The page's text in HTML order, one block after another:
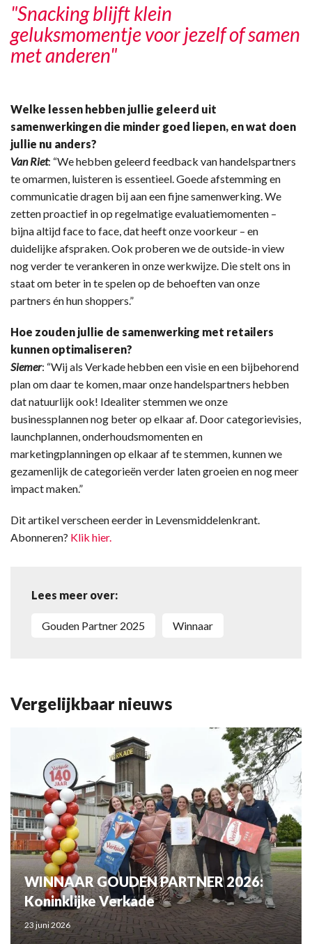
"Snacking blijft klein
geluksmomentje voor jezelf of samen
met anderen"
Welke lessen hebben jullie geleerd uit
samenwerkingen die minder goed liepen, en wat doen
jullie nu anders?
Van Riet: “We hebben geleerd feedback van handelspartners
te omarmen, luisteren is essentieel. Goede afstemming en
communicatie dragen bij aan een fijne samenwerking. We
zetten proactief in op regelmatige evaluatiemomenten –
bijna altijd face to face, dat heeft onze voorkeur – en
duidelijke afspraken. Ook proberen we de outside-in view
nog verder te verankeren in onze werkwijze. Die stelt ons in
staat om beter in te spelen op de behoeften van onze
partners én hun shoppers.”
Hoe zouden jullie de samenwerking met retailers
kunnen optimaliseren?
Siemer: “Wij als Verkade hebben een visie en een bijbehorend
plan om daar te komen, maar onze handelspartners hebben
dat natuurlijk ook! Idealiter stemmen we onze
businessplannen nog beter op elkaar af. Door categorievisies,
launchplannen, onderhoudsmomenten en
marketingplanningen op elkaar af te stemmen, kunnen we
gezamenlijk de categorieën verder laten groeien en nog meer
impact maken.”
Dit artikel verscheen eerder in Levensmiddelenkrant.
Abonneren? Klik hier.
Lees meer over:
Gouden Partner 2025 winnaar
Vergelijkbaar nieuws
WINNAAR GOUDEN PARTNER 2026:
Koninklijke Verkade
23 juni 2026